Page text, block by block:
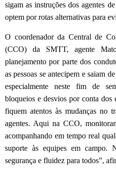
sigam as instruções dos agentes
optem por rotas alternativas para
O coordenador da Central de
(CCO) da SMTT, agente
planejamento por parte dos
as pessoas se antecipem e saiam
especialmente neste fim de
bloqueios e desvios por conta dos
fiquem atentos às mudanças no
agentes. Aqui na CCO,
acompanhando em tempo real
suporte às equipes em campo.
segurança e fluidez para todos”,